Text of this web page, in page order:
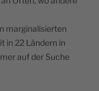
marginalisierten
in 22 Ländern in
auf der Suche